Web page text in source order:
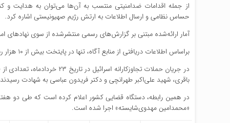
از جمله اقدامات ضدامنیتی منتسب به آن‌ها می‌توان به هدایت و
حساس نظامی و ارسال اطلاعات به ارتش رژیم صهیونیستی اشاره کرد.
آمار ارائه‌شده مبتنی بر گزارش‌های رسمی منتشرشده از سوی نهادهای
براساس اطلاعات دریافتی از منابع آگاه، تنها در پایتخت بیش از ۱۰ هزار ریزپرنده طی روزهای اخیر کشف و ضبط شده است.
در جریان حملات
باقری، شهید علی‌اکبر طهرانچی و دکتر فریدون عباسی به شهادت
در همین رابطه، دستگاه قضایی کشور اعلام کرده است که طی دو
«محمدامین مهدوی‌شایسته» اجرا شده است.